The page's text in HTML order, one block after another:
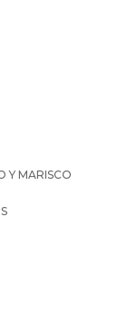
Y MARISCO